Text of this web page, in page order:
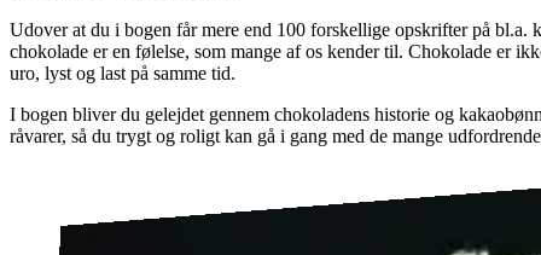
Udover at du i bogen får mere end 100 forskellige opskrifter på bl.a.
chokolade er en følelse, som mange af os kender til. Chokolade er
uro, lyst og last på samme tid.
I bogen bliver du gelejdet gennem chokoladens historie og
råvarer, så du trygt og roligt kan gå i gang med de mange